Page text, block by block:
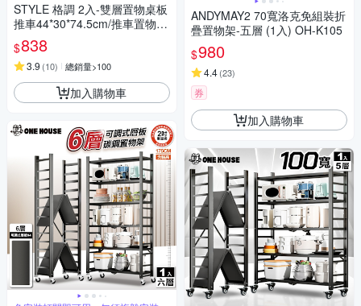
STYLE 格調 2入-雙層置物桌板
推車44*30*74.5cm/推車置物
架/收納架/收納籃/手推車/收納
邊桌/移動式層架
$838
3.9 (10) 總銷量>100
加入購物車
ANDYMAY2 70寬洛克免組裝折
疊置物架-五層 (1入) OH-K105
$980
4.4(23)
券
加入購物車